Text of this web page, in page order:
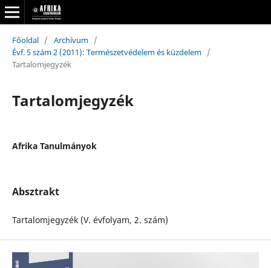
Főoldal / Archívum /
Évf. 5 szám 2 (2011): Természetvédelem és küzdelem /
Tartalomjegyzék
Tartalomjegyzék
Afrika Tanulmányok
Absztrakt
Tartalomjegyzék (V. évfolyam, 2. szám)